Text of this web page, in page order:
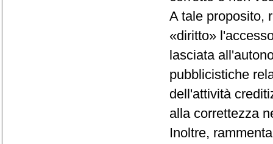
A tale proposito,
«diritto»
lasciata
pubblicistiche
dell'attività
alla correttezza
Inoltre,